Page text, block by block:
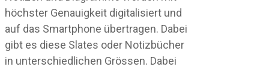
höchster Genauigkeit digitalisiert und
auf das Smartphone übertragen. Dabei
gibt es diese Slates oder Notizbücher
in unterschiedlichen Grössen. Dabei